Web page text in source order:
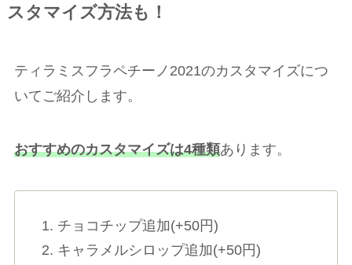
スタマイズ方法も！
ティラミスフラペチーノ2021のカスタマイズにつ
いてご紹介します。
おすすめのカスタマイズは4種類あります。
チョコチップ追加(+50円)
キャラメルシロップ追加(+50円)